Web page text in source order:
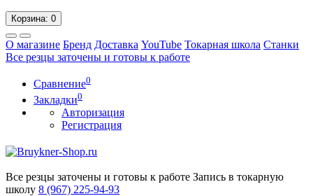
Корзина: 0
О магазине Бренд Доставка YouTube Токарная школа Станки
Все резцы заточены и готовы к работе
Сравнение0
Закладки0
Авторизация
Регистрация
Все резцы заточены и готовы к работе Запись в токарную
школу 8 (967) 225-94-93